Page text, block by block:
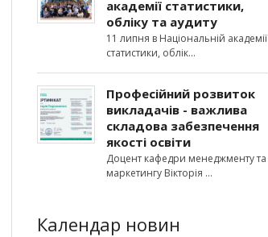
академії статистики,
обліку та аудиту
11 липня в Національній академії
статистики, облік
Професійний розвиток
викладачів - важлива
складова забезпечення
якості освіти
Доцент кафедри менеджменту та
маркетингу Вікторія
Календар новин